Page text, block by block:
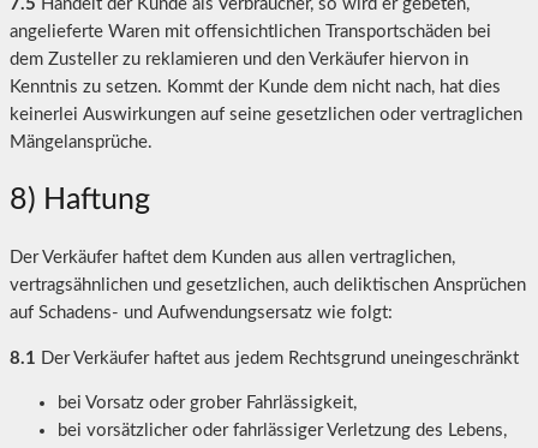
7.5 Handelt der Kunde als Verbraucher, so wird er gebeten,
angelieferte Waren mit offensichtlichen Transportschäden bei
dem Zusteller zu reklamieren und den Verkäufer hiervon in
Kenntnis zu setzen. Kommt der Kunde dem nicht nach, hat dies
keinerlei Auswirkungen auf seine gesetzlichen oder vertraglichen
Mängelansprüche.
8) Haftung
Der Verkäufer haftet dem Kunden aus allen vertraglichen,
vertragsähnlichen und gesetzlichen, auch deliktischen Ansprüchen
auf Schadens- und Aufwendungsersatz wie folgt:
8.1 Der Verkäufer haftet aus jedem Rechtsgrund uneingeschränkt
bei Vorsatz oder grober Fahrlässigkeit,
bei vorsätzlicher oder fahrlässiger Verletzung des Lebens,